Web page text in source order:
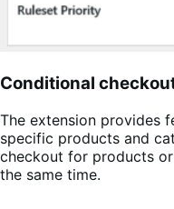
Conditional
The extension provides
specific products and
checkout for products
the same time.